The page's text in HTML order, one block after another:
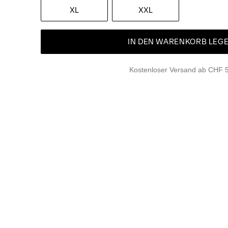
XL XXL
IN DEN WARENKORB
Kostenloser Versand ab CHF